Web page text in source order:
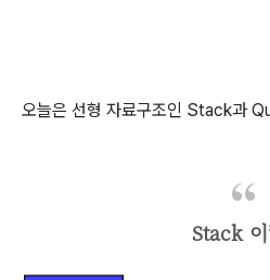
오늘은 선형 자료구조인 Stack과
Stack